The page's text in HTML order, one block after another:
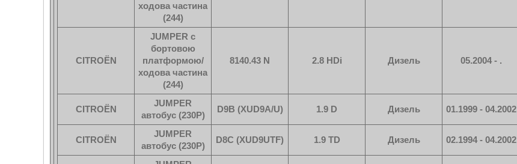
ходова частина
(244)
CITROËN
JUMPER c
бортовою
платформою/
ходова частина
(244)
8140.43 N 2.8 HDi Дизель 05.2004 - .
CITROËN
JUMPER
автобус (230P)
D9B (XUD9A/U) 1.9 D Дизель 01.1999 - 04.2002
CITROËN
JUMPER
автобус (230P)
D8C (XUD9UTF) 1.9 TD Дизель 02.1994 - 04.2002